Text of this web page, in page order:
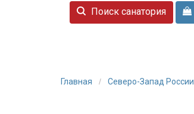
Поиск санатория
Главная Северо-Запад России